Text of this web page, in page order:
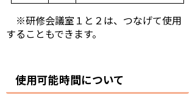
※研修会議室１と２は、つなげて使用
することもできます。
使用可能時間について